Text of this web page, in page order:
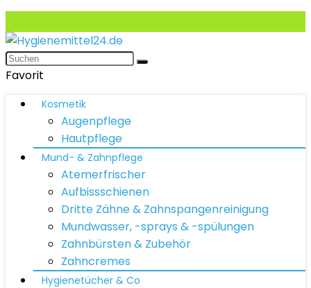
Favorit
Kosmetik
Augenpflege
Hautpflege
Mund- & Zahnpflege
Atemerfrischer
Aufbissschienen
Dritte Zähne & Zahnspangenreinigung
Mundwasser, -sprays & -spülungen
Zahnbürsten & Zubehör
Zahncremes
Hygienetücher & Co